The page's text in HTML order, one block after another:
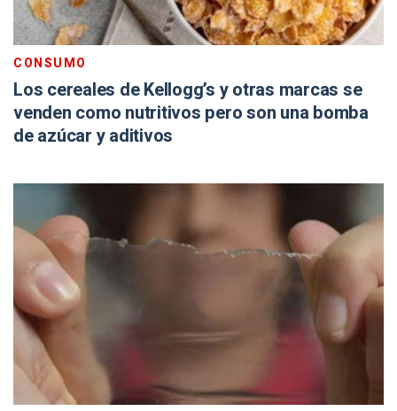
CONSUMO
Los cereales de Kellogg’s y otras marcas se
venden como nutritivos pero son una bomba
de azúcar y aditivos